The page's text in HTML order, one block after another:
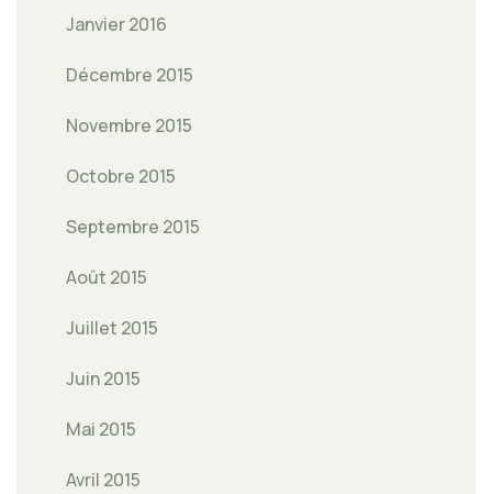
Janvier 2016
Décembre 2015
Novembre 2015
Octobre 2015
Septembre 2015
Août 2015
Juillet 2015
Juin 2015
Mai 2015
Avril 2015